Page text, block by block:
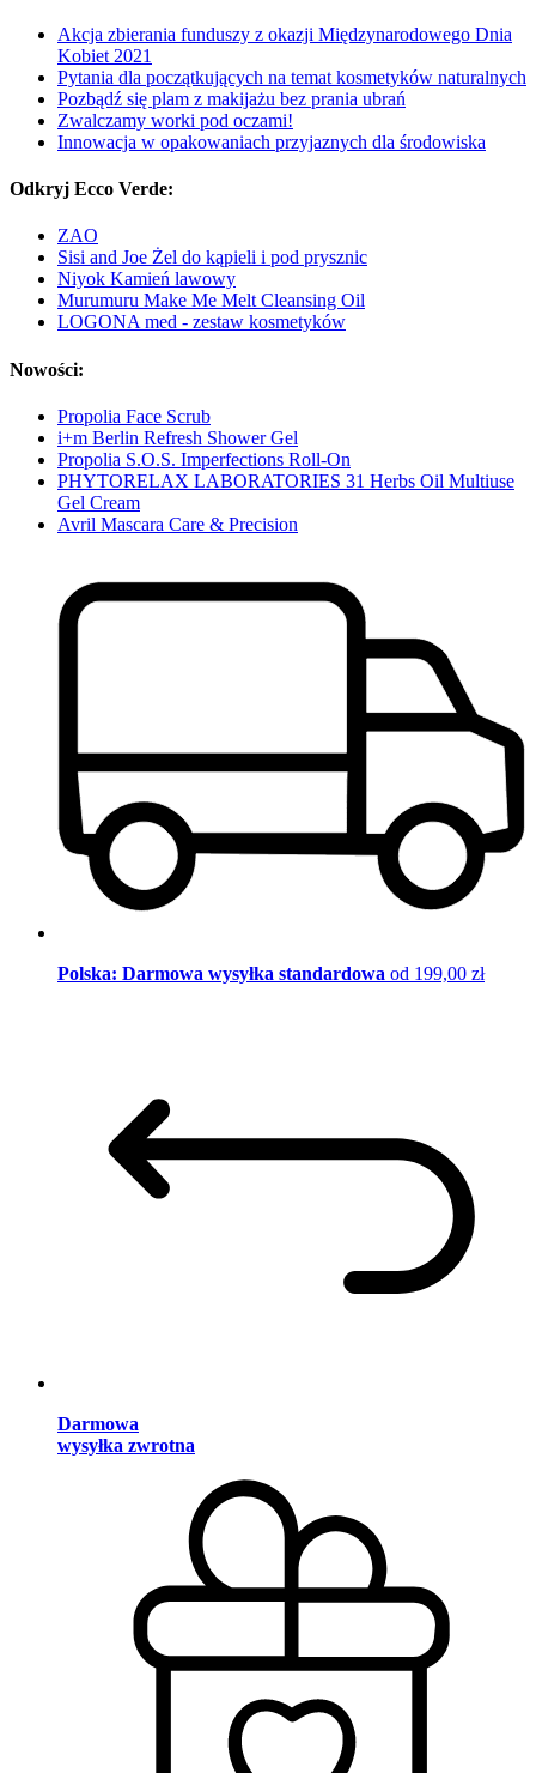
Akcja zbierania funduszy z okazji Międzynarodowego Dnia
Kobiet 2021
Pytania dla początkujących na temat kosmetyków naturalnych
Pozbądź się plam z makijażu bez prania ubrań
Zwalczamy worki pod oczami!
Innowacja w opakowaniach przyjaznych dla środowiska
Odkryj Ecco Verde:
ZAO
Sisi and Joe Żel do kąpieli i pod prysznic
Niyok Kamień lawowy
Murumuru Make Me Melt Cleansing Oil
LOGONA med - zestaw kosmetyków
Nowości:
Propolia Face Scrub
i+m Berlin Refresh Shower Gel
Propolia S.O.S. Imperfections Roll-On
PHYTORELAX LABORATORIES 31 Herbs Oil Multiuse
Gel Cream
Avril Mascara Care & Precision
Polska: Darmowa wysyłka standardowa od 199,00 zł
Darmowa
wysyłka zwrotna